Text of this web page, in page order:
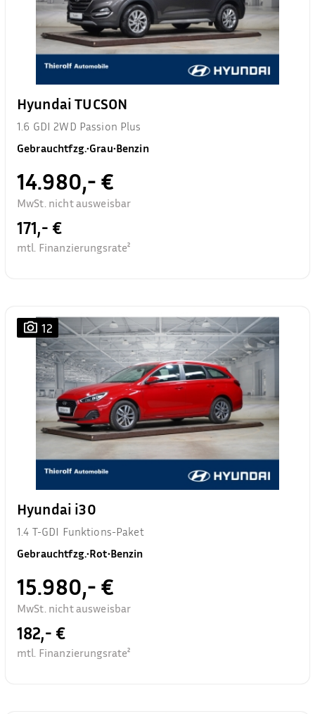
Hyundai TUCSON
1.6 GDI 2WD Passion Plus
Gebrauchtfzg.•Grau•Benzin
14.980,- €
MwSt. nicht ausweisbar
171,- €
mtl. Finanzierungsrate²
12
Hyundai i30
1.4 T-GDI Funktions-Paket
Gebrauchtfzg.•Rot•Benzin
15.980,- €
MwSt. nicht ausweisbar
182,- €
mtl. Finanzierungsrate²